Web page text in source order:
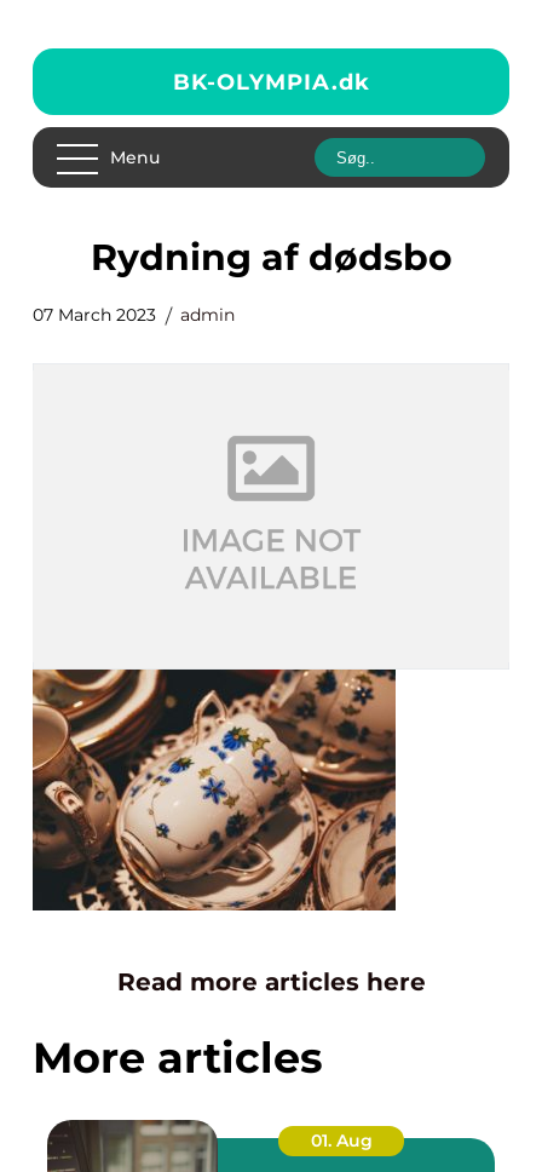
BK-OLYMPIA.dk
Menu
rydning af dødsbo
07 March 2023 admin
Read more articles here
More articles
01. Aug